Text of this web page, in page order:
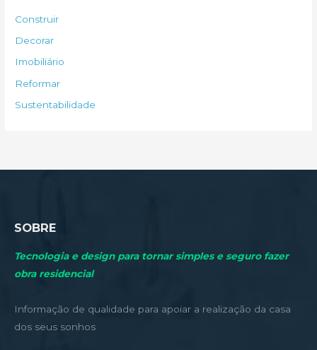
p
o
r
Construir
Decorar
Imobiliário
Reformar
Sustentabilidade
SOBRE
Tecnologia e design para tornar simples e seguro fazer
obra residencial
Informação de qualidade para apoiar a realização da casa
dos seus sonhos